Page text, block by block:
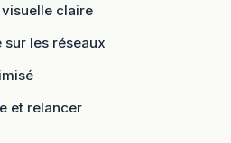
claire
sur les réseaux
et relancer